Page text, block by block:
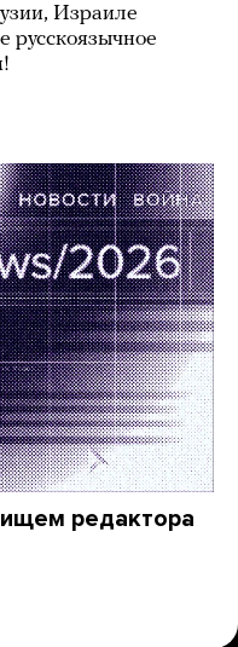
Израиле
русскоязычное
редактора